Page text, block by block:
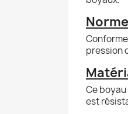
pression
Ce
est